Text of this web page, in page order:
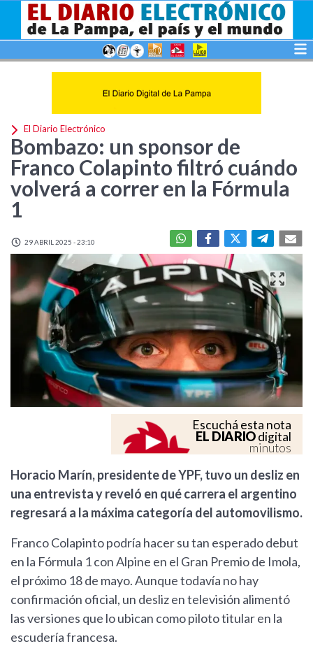
El Diario Electrónico
Bombazo: un sponsor de
Franco Colapinto filtró cuándo
volverá a correr en la Fórmula
1
29 ABRIL 2025 - 23:10
Escuchá esta nota
EL DIARIOdigital
minutos
Horacio Marín, presidente de YPF, tuvo un desliz en
una entrevista y reveló en qué carrera el argentino
regresará a la máxima categoría del automovilismo.
Franco Colapinto podría hacer su tan esperado debut
en la Fórmula 1 con Alpine en el Gran Premio de Imola,
el próximo 18 de mayo. Aunque todavía no hay
confirmación oficial, un desliz en televisión alimentó
las versiones que lo ubican como piloto titular en la
escudería francesa.